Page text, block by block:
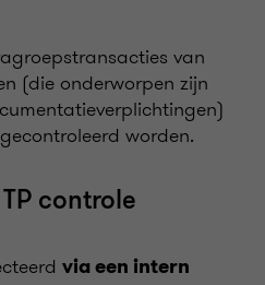
van
(die onderworpen zijn
worden.
controle
via een intern